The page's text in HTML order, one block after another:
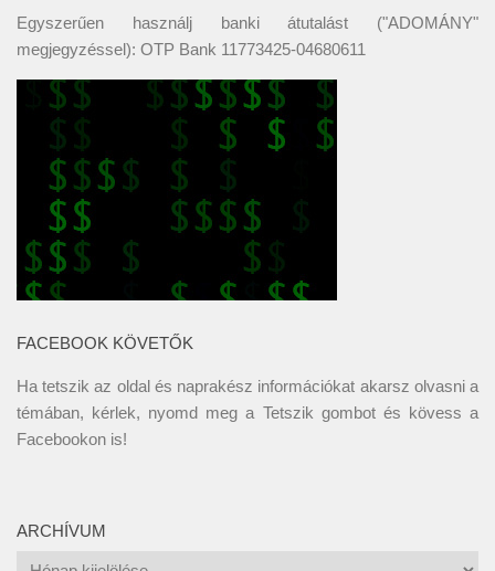
Egyszerűen használj banki átutalást ("ADOMÁNY"
megjegyzéssel): OTP Bank 11773425-04680611
FACEBOOK KÖVETŐK
Ha tetszik az oldal és naprakész információkat akarsz olvasni a
témában, kérlek, nyomd meg a Tetszik gombot és kövess a
Facebookon is!
ARCHÍVUM
Archívum